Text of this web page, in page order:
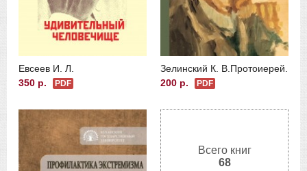
Евсеев И. Л.
350 р.
PDF
Зелинский К. В. Протоиерей.
200 р.
PDF
Всего книг
68